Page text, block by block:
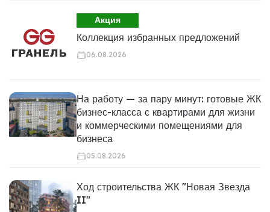
Акция
Коллекция избранных предложений
06.08.2026
На работу — за пару минут: готовые ЖК
бизнес-класса с квартирами для жизни
и коммерческими помещениями для
бизнеса
05.08.2026
Ход строительства ЖК "Новая Звезда
II"